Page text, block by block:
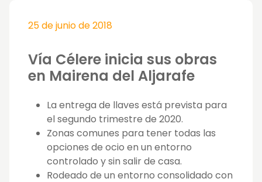
25 de junio de 2018
Vía Célere inicia sus obras
en Mairena del Aljarafe
La entrega de llaves está prevista para
el segundo trimestre de 2020.
Zonas comunes para tener todas las
opciones de ocio en un entorno
controlado y sin salir de casa.
Rodeado de un entorno consolidado con